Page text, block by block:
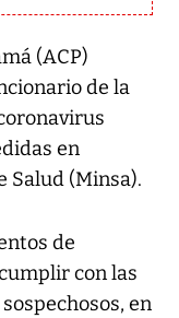
(ACP)
de la
en
Salud (Minsa).
de
con las
en